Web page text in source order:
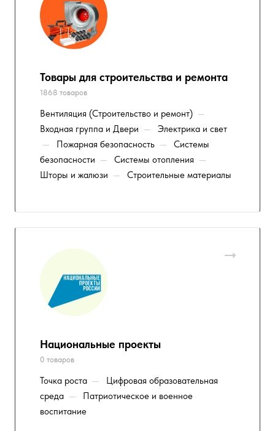
Товары для строительства и ремонта
1868 товаров
Вентиляция (Строительство и ремонт) —
Входная группа и Двери —
Электрика и свет
—
Пожарная безопасность —
Системы
безопасности — Системы отопления —
Шторы и жалюзи — Строительные материалы
Национальные проекты
0 товаров
Точка роста —
Цифровая образовательная
среда —
Патриотическое и военное
воспитание